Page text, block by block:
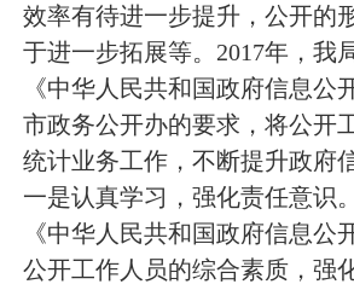
效率有待进一步提升，公开的
于进一步拓展等。 2017年，我
《中华人民共和国政府信息公
市政务公开办的要求，将公开
统计业务工作，不断提升政府
一是认真学习，强化责任意识
《中华人民共和国政府信息公
公开工作人员的综合素质，强